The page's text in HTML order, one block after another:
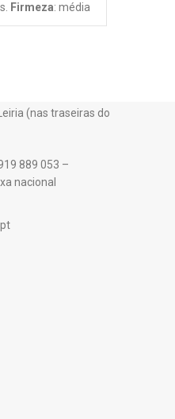
Firmeza: média
(nas traseiras do
889 053 –
nacional